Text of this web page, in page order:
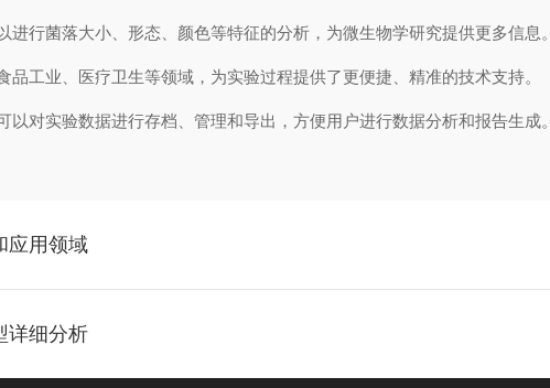
菌落大小、形态、颜色等特征的分析，为微生物学研究提供更多信息。
业、医疗卫生等领域，为实验过程提供了更便捷、精准的技术支持。
实验数据进行存档、管理和导出，方便用户进行数据分析和报告生成。
应用领域
详细分析